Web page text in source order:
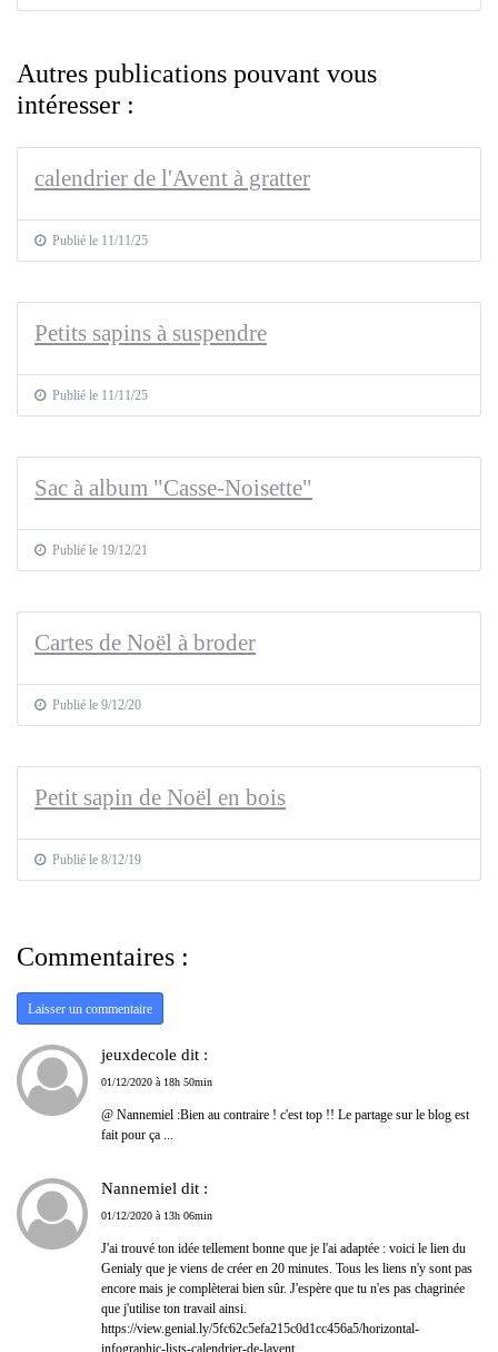
Autres publications pouvant vous
intéresser :
calendrier de l'Avent à gratter
Publié le 11/11/25
Petits sapins à suspendre
Publié le 11/11/25
Sac à album "Casse-Noisette"
Publié le 19/12/21
Cartes de Noël à broder
Publié le 9/12/20
Petit sapin de Noël en bois
Publié le 8/12/19
Commentaires :
Laisser un commentaire
jeuxdecole dit :
01/12/2020 à 18h 50min
@ Nannemiel :Bien au contraire ! c'est top !! Le partage sur le blog est
fait pour ça ...
Nannemiel dit :
01/12/2020 à 13h 06min
J'ai trouvé ton idée tellement bonne que je l'ai adaptée : voici le lien du
Genialy que je viens de créer en 20 minutes. Tous les liens n'y sont pas
encore mais je complèterai bien sûr. J'espère que tu n'es pas chagrinée
que j'utilise ton travail ainsi.
https://view.genial.ly/5fc62c5efa215c0d1cc456a5/horizontal-